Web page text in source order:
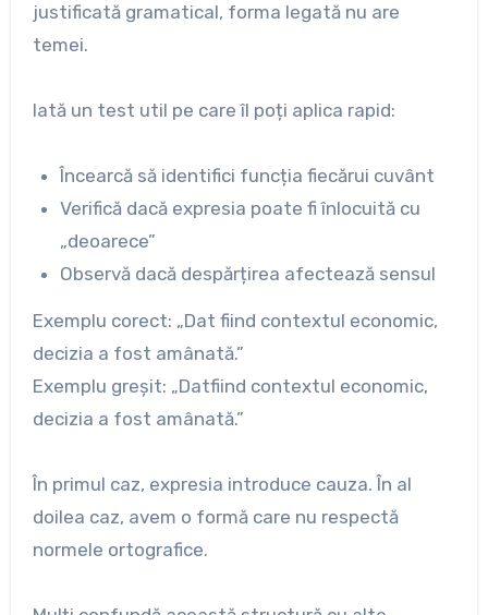
justificată gramatical, forma legată nu are
temei.
Iată un test util pe care îl poți aplica rapid:
Încearcă să identifici funcția fiecărui cuvânt
Verifică dacă expresia poate fi înlocuită cu
„deoarece”
Observă dacă despărțirea afectează sensul
Exemplu corect: „Dat fiind contextul economic,
decizia a fost amânată.”
Exemplu greșit: „Datfiind contextul economic,
decizia a fost amânată.”
În primul caz, expresia introduce cauza. În al
doilea caz, avem o formă care nu respectă
normele ortografice.